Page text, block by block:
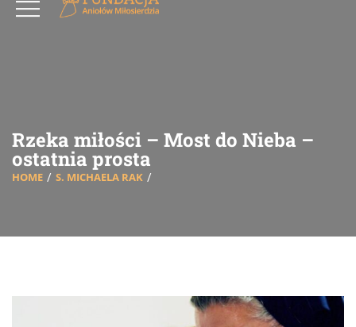
Rzeka miłości – Most do Nieba –
ostatnia prosta
HOME S. MICHAELA RAK